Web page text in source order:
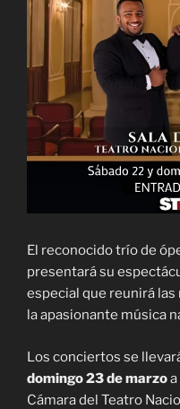
El reconocido trío de
presentará su
especial que reunirá las
la apasionante música
Los conciertos se
domingo 23 de marzo
Cámara del Teatro